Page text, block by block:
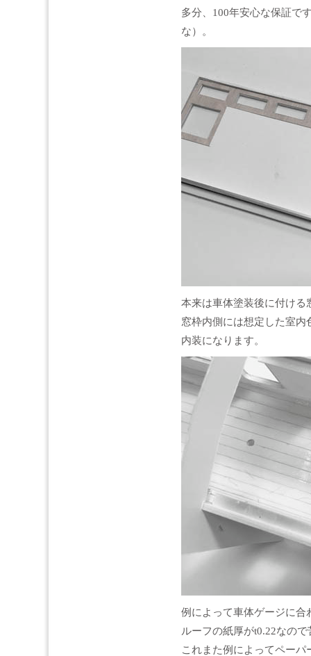
多分、100年安心な保証で
な）。
本来は車体塗装後に付ける
窓枠内側には想定した室
内装になります。
例によって車体ゲージに合
ルーフの紙厚がt0.22なの
これまた例によってペー